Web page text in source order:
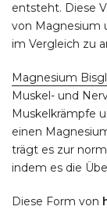
entsteht. Diese
von Magnesium
im Vergleich zu
Magnesium
Muskel- und
Muskelkrämpfe
einen
trägt es zur
indem es die
Diese Form von